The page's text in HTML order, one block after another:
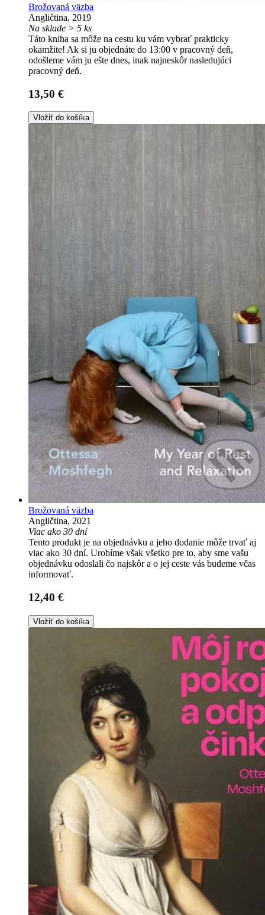
Brožovaná väzba
Angličtina, 2019
Na sklade > 5 ks
Táto kniha sa môže na cestu ku vám vybrať prakticky
okamžite! Ak si ju objednáte do 13:00 v pracovný deň,
odošleme vám ju ešte dnes, inak najneskôr nasledujúci
pracovný deň.
13,50 €
Vložiť do košíka
Brožovaná väzba
Angličtina, 2021
Viac ako 30 dní
Tento produkt je na objednávku a jeho dodanie môže trvať aj
viac ako 30 dní. Urobíme však všetko pre to, aby sme vašu
objednávku odoslali čo najskôr a o jej ceste vás budeme včas
informovať.
12,40 €
Vložiť do košíka